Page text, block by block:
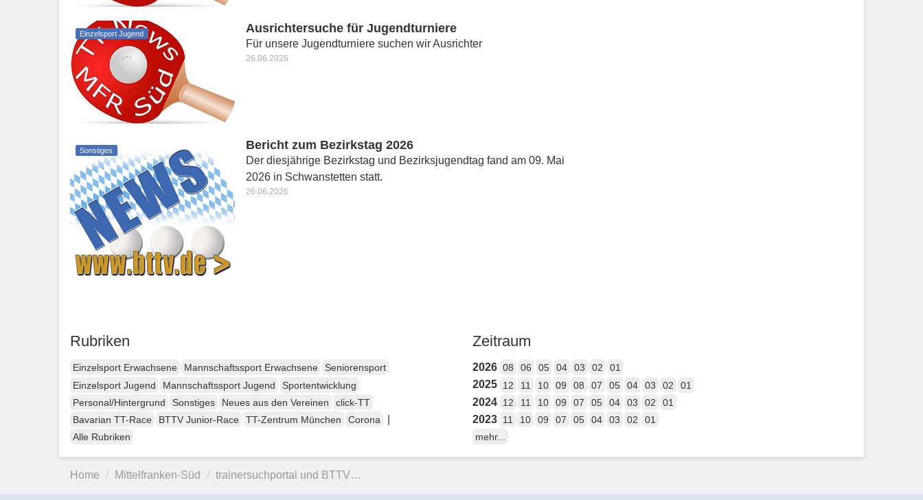
Einzelsport Jugend Ausrichtersuche für Jugendturniere
Für unsere Jugendturniere suchen wir Ausrichter
26.06.2026
Sonstiges Bericht zum Bezirkstag 2026
Der diesjährige Bezirkstag und Bezirksjugendtag fand am 09. Mai
2026 in Schwanstetten statt.
26.06.2026
Rubriken
Einzelsport Erwachsene Mannschaftssport Erwachsene
Seniorensport
Einzelsport Jugend
Mannschaftssport Jugend
Sportentwicklung
Personal/Hintergrund
Sonstiges Neues aus den Vereinen
click-TT
Bavarian TT-Race
BTTV Junior-Race TT-Zentrum München Corona
Alle Rubriken
Zeitraum
2026 08 06 05 04 03 02 01
2025 12 11 10 09 08 07 05 04 03 02 01
2024 12 11 10 09 07 05 04 03 02 01
2023 11 10 09 07 05 04 03 02
01
mehr...
Home Mittelfranken-Süd trainersuchportal und BTTV…